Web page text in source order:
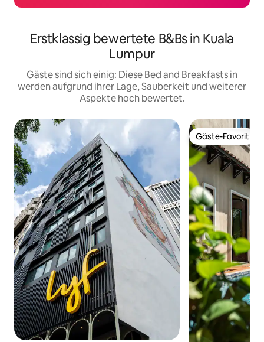
Erstklassig bewertete B&Bs in Kuala
Lumpur
Gäste sind sich einig: Diese Bed and Breakfasts in
werden aufgrund ihrer Lage, Sauberkeit und weiterer
Aspekte hoch bewertet.
Gäste-Favorit
Gäste-Favorit